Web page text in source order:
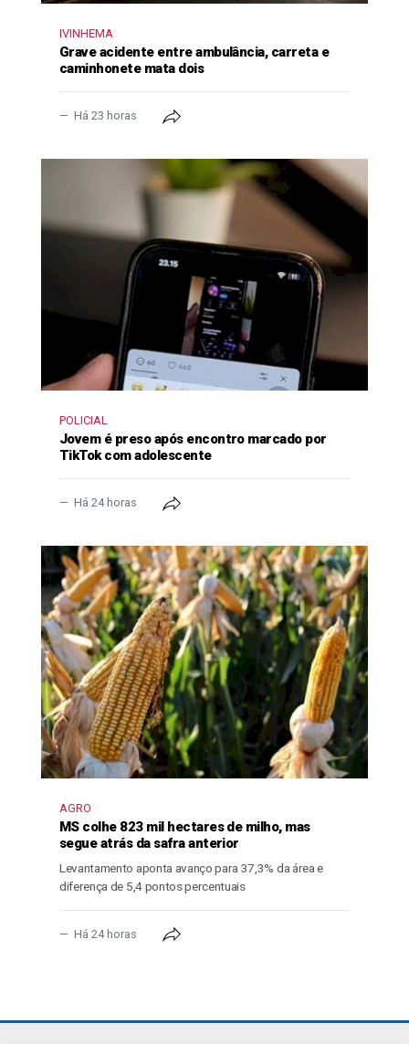
IVINHEMA
Grave acidente entre ambulância, carreta e
caminhonete mata dois
Há 23 horas
POLICIAL
Jovem é preso após encontro marcado por
TikTok com adolescente
Há 24 horas
AGRO
MS colhe 823 mil hectares de milho, mas
segue atrás da safra anterior
Levantamento aponta avanço para 37,3% da área e
diferença de 5,4 pontos percentuais
Há 24 horas